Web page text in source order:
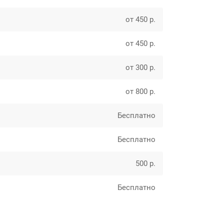
от 450 р.
от 450 р.
от 300 р.
от 800 р.
Бесплатно
Бесплатно
500 р.
Бесплатно